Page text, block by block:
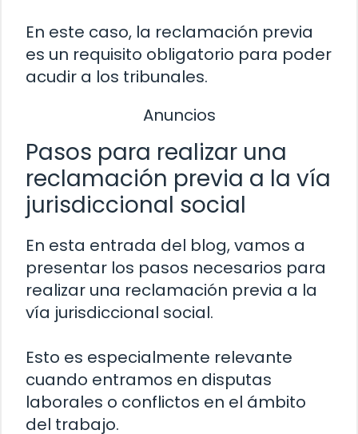
En este caso, la reclamación previa
es un requisito obligatorio para poder
acudir a los tribunales.
Anuncios
Pasos para realizar una
reclamación previa a la vía
jurisdiccional social
En esta entrada del blog, vamos a
presentar los pasos necesarios para
realizar una reclamación previa a la
vía jurisdiccional social.
Esto es especialmente relevante
cuando entramos en disputas
laborales o conflictos en el ámbito
del trabajo.